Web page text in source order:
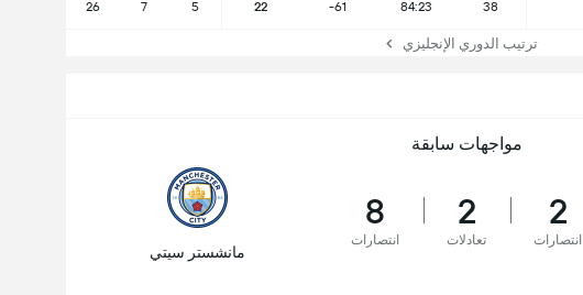
38
84:23
-61
22
5
7
26
ترتيب الدوري الإنجليزي
مواجهات سابقة
2
انتصارات
2
تعادلات
8
انتصارات
مانشستر سيتي